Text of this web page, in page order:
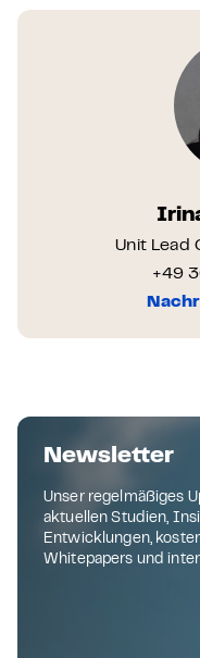
Unit Lead
+49
Newsletter
Unser regelmäßiges
aktuellen Studien,
Entwicklungen,
Whitepapers und